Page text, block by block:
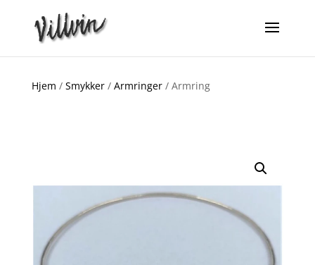
Hjem / Smykker/ Armringer/ Armring